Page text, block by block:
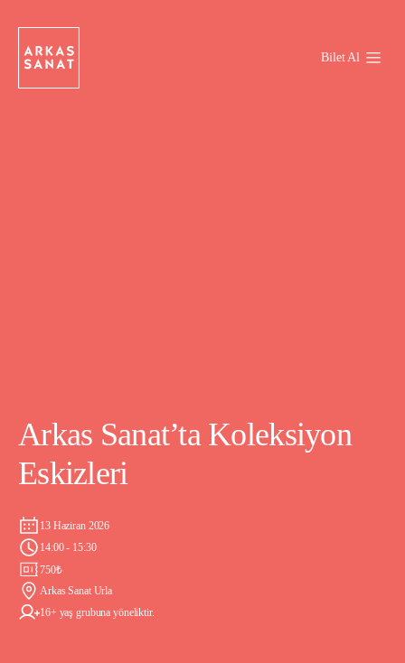
Bilet Al
Arkas Sanat’ta Koleksiyon
Eskizleri
13 Haziran 2026
14:00 - 15:30
750₺
Arkas Sanat Urla
16+ yaş grubuna yöneliktir.